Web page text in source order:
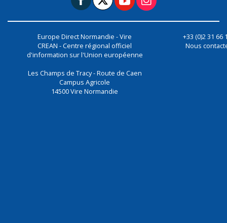
Europe Direct Normandie - Vire
CREAN - Centre régional officiel
d'information sur l'Union européenne
Les Champs de Tracy - Route de Caen
Campus Agricole
14500Vire Normandie
+33 (0)2 31 66
Nous